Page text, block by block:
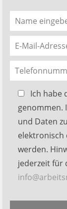
Bitte
lasse
dieses
Feld
leer.
Ich habe
genommen.
und Daten
werden.
jederzeit für